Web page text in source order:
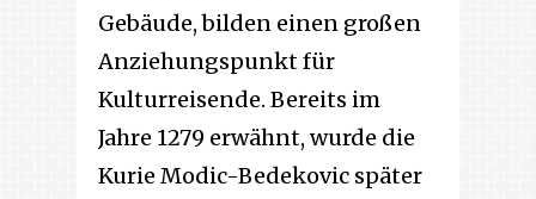
Gebäude, bilden einen großen
Anziehungspunkt für
Kulturreisende. Bereits im
Jahre 1279 erwähnt, wurde die
Kurie Modic-Bedekovic später